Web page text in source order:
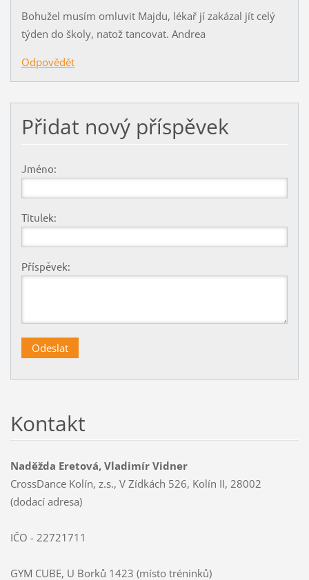
Bohužel musím omluvit Majdu, lékař jí zakázal jít celý
týden do školy, natož tancovat. Andrea
Odpovědět
Přidat nový příspěvek
Jméno:
Titulek:
Příspěvek:
Kontakt
Naděžda Eretová, Vladimír Vidner
CrossDance Kolín, z.s., V Zídkách 526, Kolín II, 28002
(dodací adresa)
IČO - 22721711
GYM CUBE, U Borků 1423 (místo tréninků)